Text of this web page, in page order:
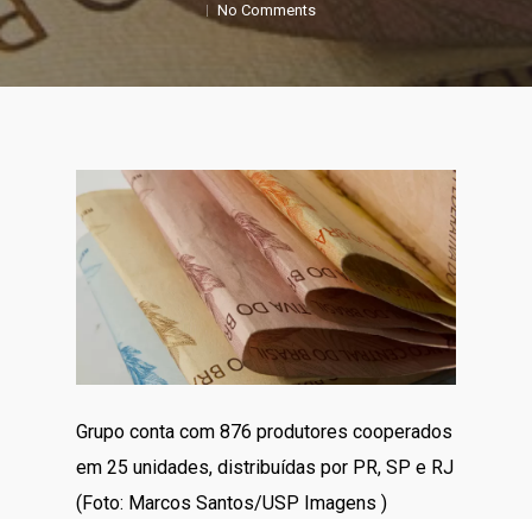
No Comments
Grupo conta com 876 produtores cooperados
em 25 unidades, distribuídas por PR, SP e RJ
(Foto: Marcos Santos/USP Imagens )